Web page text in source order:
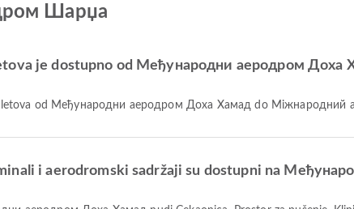
Шарџа
je dostupno od Међународни аеродром
letova od Међународни аеродром Доха Хамад do Міжнародний
i aerodromski sadržaji su dostupni na